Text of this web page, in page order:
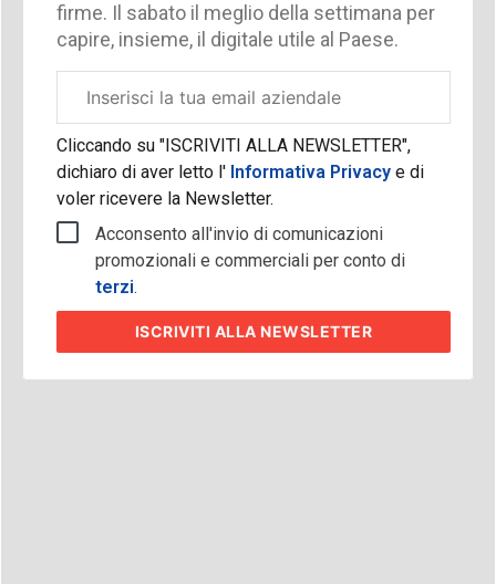
firme. Il sabato il meglio della settimana per
capire, insieme, il digitale utile al Paese.
aziendale
Cliccando su "ISCRIVITI ALLA NEWSLETTER",
dichiaro di aver letto l'Informativa Privacy e di
voler ricevere la Newsletter.
Acconsento all'invio di comunicazioni
promozionali e commerciali per conto di
terzi.
ISCRIVITI ALLA NEWSLETTER